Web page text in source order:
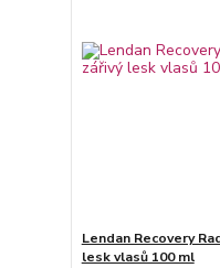
Lendan Recovery
lesk vlasů 100 ml